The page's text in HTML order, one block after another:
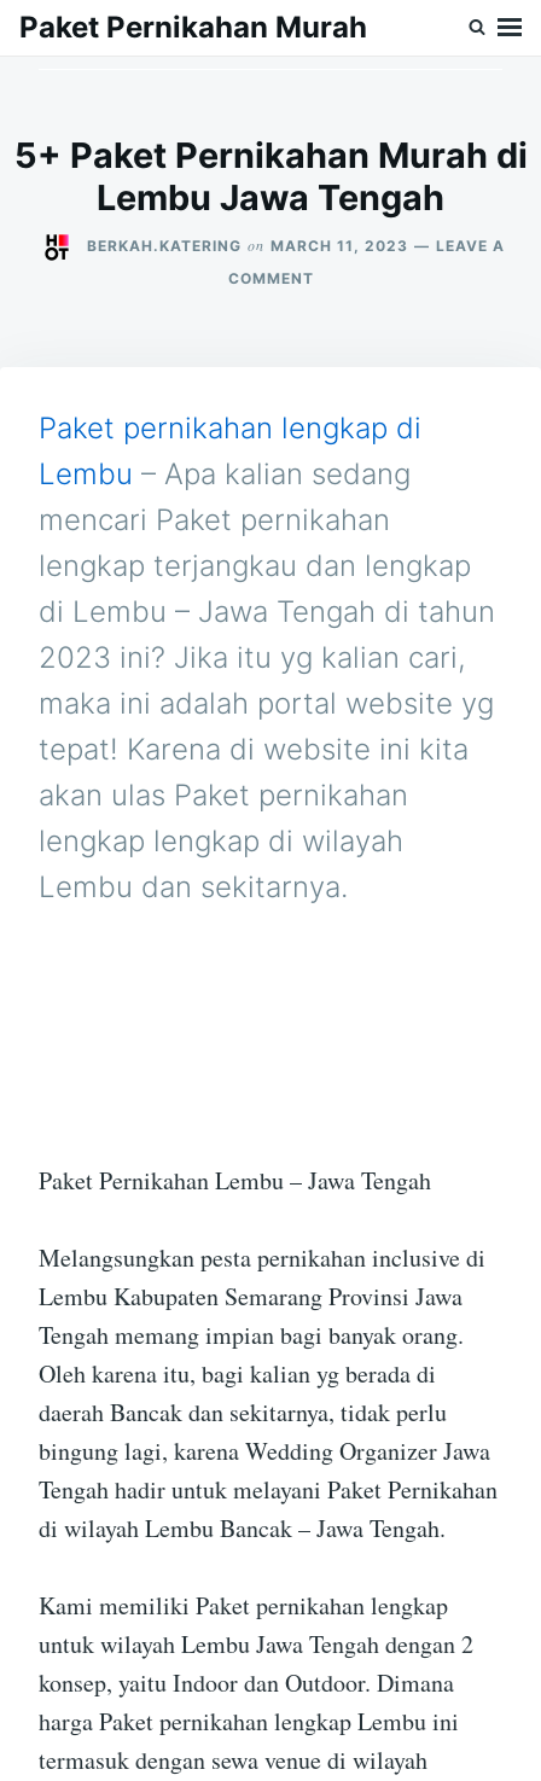
SkipSearch
Paket Pernikahan Murah
5+ Paket Pernikahan Murah di
Lembu Jawa Tengah
BERKAH.KATERING on MARCH 11, 2023
LEAVE A
COMMENTON
LEMBU
JAWA
TENGAH
Paket pernikahan lengkap di
Lembu – Apa kalian sedang
mencari Paket pernikahan
lengkap terjangkau dan lengkap
di Lembu – Jawa Tengah di tahun
2023 ini? Jika itu yg kalian cari,
maka ini adalah portal website yg
tepat! Karena di website ini kita
akan ulas Paket pernikahan
lengkap lengkap di wilayah
Lembu dan sekitarnya.
Paket Pernikahan Lembu – Jawa Tengah
Melangsungkan pesta pernikahan inclusive di
Lembu Kabupaten Semarang Provinsi Jawa
Tengah memang impian bagi banyak orang.
Oleh karena itu, bagi kalian yg berada di
daerah Bancak dan sekitarnya, tidak perlu
bingung lagi, karena Wedding Organizer Jawa
Tengah hadir untuk melayani Paket Pernikahan
di wilayah Lembu Bancak – Jawa Tengah.
Kami memiliki Paket pernikahan lengkap
untuk wilayah Lembu Jawa Tengah dengan 2
konsep, yaitu Indoor dan Outdoor. Dimana
harga Paket pernikahan lengkap Lembu ini
termasuk dengan sewa venue di wilayah